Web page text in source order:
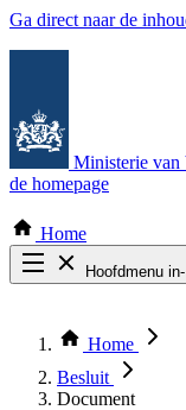
Ga direct naar de
Ministerie van
de homepage
Home
Hoofdmenu
Thema COVID-
Bekijk per
Home
Besluit
Document